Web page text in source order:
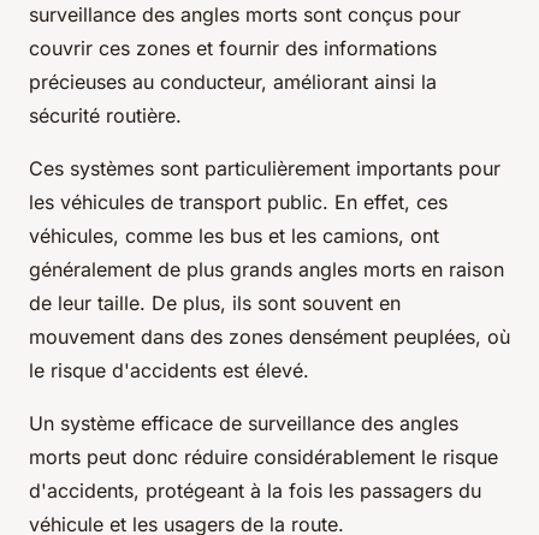
surveillance des angles morts sont conçus pour
couvrir ces zones et fournir des informations
précieuses au conducteur, améliorant ainsi la
sécurité routière.
Ces systèmes sont particulièrement importants pour
les véhicules de transport public. En effet, ces
véhicules, comme les bus et les camions, ont
généralement de plus grands angles morts en raison
de leur taille. De plus, ils sont souvent en
mouvement dans des zones densément peuplées, où
le risque d'accidents est élevé.
Un système efficace de surveillance des angles
morts peut donc réduire considérablement le risque
d'accidents, protégeant à la fois les passagers du
véhicule et les usagers de la route.